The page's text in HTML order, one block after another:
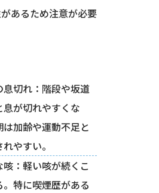
あるため注意が必要
息切れ：階段や坂道
息が切れやすくな
は加齢や運動不足と
やすい。
咳：軽い咳が続くこ
。特に喫煙歴がある